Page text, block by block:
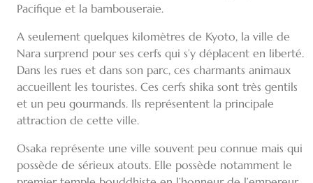
Pacifique et la bambouseraie.
A seulement quelques kilomètres de Kyoto, la ville de
Nara surprend pour ses cerfs qui s’y déplacent en liberté.
Dans les rues et dans son parc, ces charmants animaux
accueillent les touristes. Ces cerfs shika sont très gentils
et un peu gourmands. Ils représentent la principale
attraction de cette ville.
Osaka représente une ville souvent peu connue mais qui
possède de sérieux atouts. Elle possède notamment le